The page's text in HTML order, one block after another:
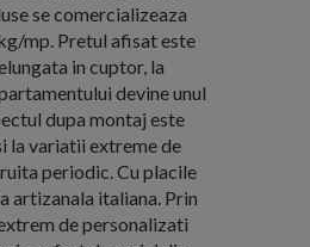
se comercializeaza
mp. Pretul afisat este
in cuptor, la
devine unul
dupa montaj este
la variatii extreme de
periodic. Cu placile
artizanala italiana. Prin
de personalizati